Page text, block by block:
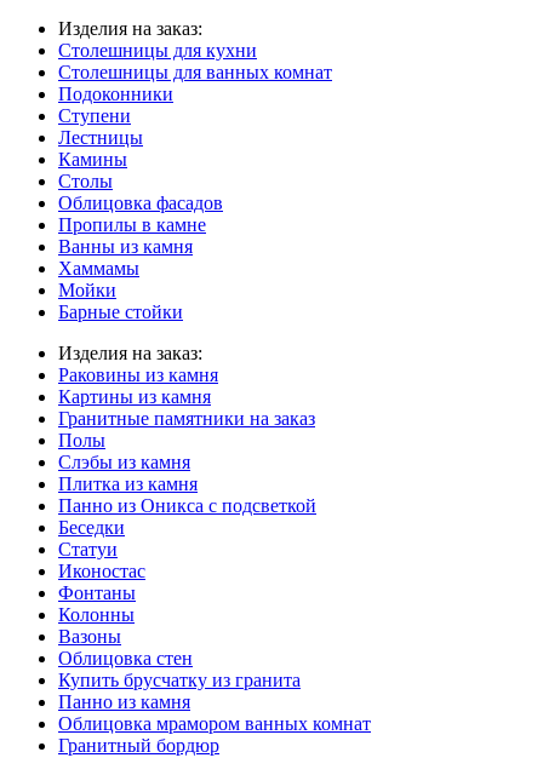
Изделия на заказ:
Столешницы для кухни
Столешницы для ванных комнат
Подоконники
Ступени
Лестницы
Камины
Столы
Облицовка фасадов
Пропилы в камне
Ванны из камня
Хаммамы
Мойки
Барные стойки
Изделия на заказ:
Раковины из камня
Картины из камня
Гранитные памятники на заказ
Полы
Слэбы из камня
Плитка из камня
Панно из Оникса с подсветкой
Беседки
Статуи
Иконостас
Фонтаны
Колонны
Вазоны
Облицовка стен
Купить брусчатку из гранита
Панно из камня
Облицовка мрамором ванных комнат
Гранитный бордюр